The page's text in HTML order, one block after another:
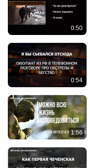
0:50
0:54
1:56